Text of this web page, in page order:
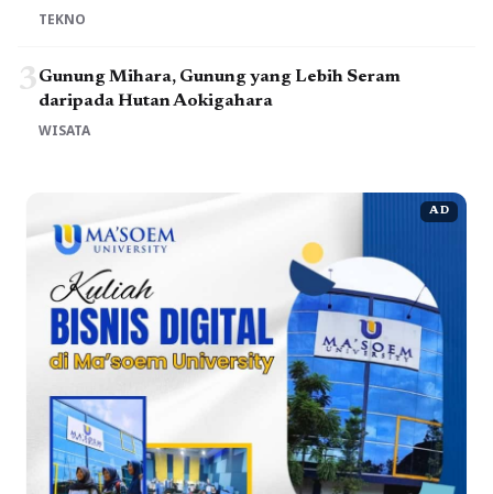
TEKNO
3Gunung Mihara, Gunung yang Lebih Seram
daripada Hutan Aokigahara
WISATA
AD